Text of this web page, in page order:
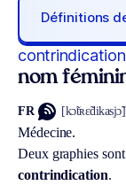
Définitions
contrindication
nom
FR [kɔ̃tʀɛ̃dikasjɔ̃]
Médecine.
Deux graphies
contrindication.